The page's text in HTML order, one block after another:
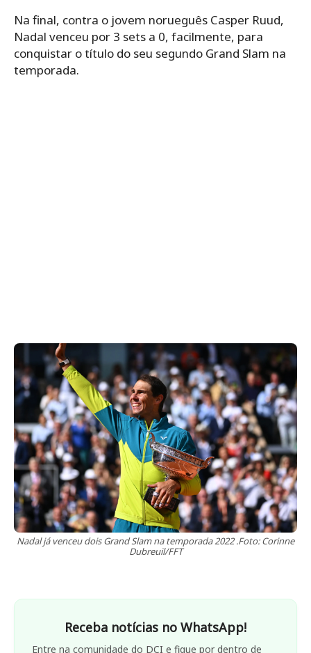
Na final, contra o jovem norueguês Casper Ruud,
Nadal venceu por 3 sets a 0, facilmente, para
conquistar o título do seu segundo Grand Slam na
temporada.
Nadal já venceu dois Grand Slam na temporada 2022 .Foto: Corinne
Dubreuil/FFT
Receba notícias no WhatsApp!
Entre na comunidade do DCI e fique por dentro de